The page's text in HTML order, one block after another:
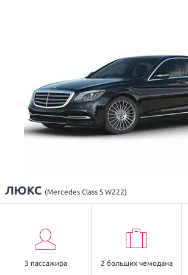
ЛЮКС (Mercedes Class S W222)
3 пассажира 2 больших чемодана